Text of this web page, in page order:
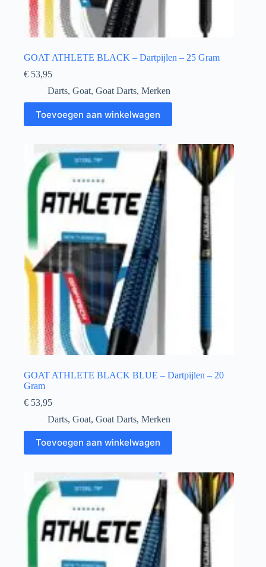
GOAT ATHLETE BLACK – Dartpijlen – 25 Gram
€ 53,95
Darts, Goat, Goat Darts, Merken
Toevoegen aan winkelwagen
GOAT ATHLETE BLACK BLUE – Dartpijlen – 20
Gram
€ 53,95
Darts, Goat, Goat Darts, Merken
Toevoegen aan winkelwagen